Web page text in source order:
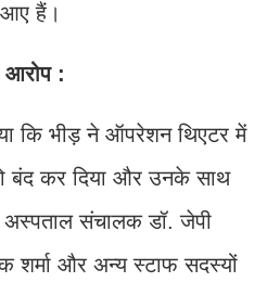
आए हैं।
आरोप :
कि भीड़ ने ऑपरेशन थिएटर में
बंद कर दिया और उनके साथ
अस्पताल संचालक डॉ. जेपी
शर्मा और अन्य स्टाफ सदस्यों